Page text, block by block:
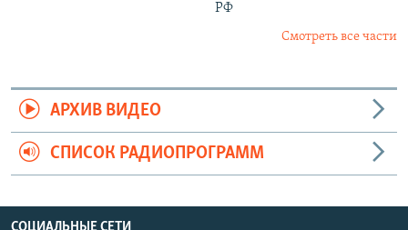
РФ
Смотреть все части
АРХИВ ВИДЕО
СПИСОК РАДИОПРОГРАММ